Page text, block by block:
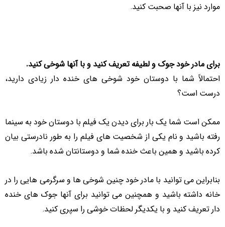
موارد نیز با آنها صحبت کنید.
برای مادر خود جوک و لطیفه تعریف کنید و با آنها شوخی کنید.
احتمالاً شما با دوستان خود شوخی های خنده دار زیادی دارید،
درست است؟
ممکن است شما یک بار برای دیدن یک فیلم با دوستان خود به سینما
رفته باشید و نام یکی از شخصیت های فیلم را به طور نادرستی بیان
کرده باشید و همین باعث خنده شما و دوستانتان شده باشد.
بنابراین می توانید با مادر خود چنین شوخی ها و سرگرمی هایی را در
خانه داشته باشید و همچنین می توانید برای آنها جوک های خنده
دار تعریف کنید و با یکدیگر لحظات خوشی را سپری کنید.